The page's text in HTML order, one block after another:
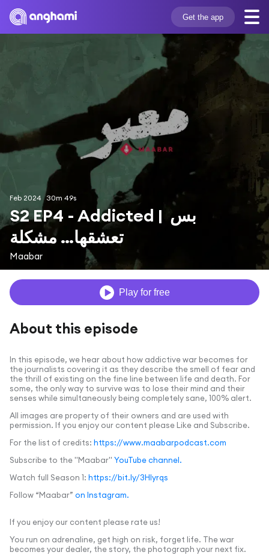
Get the app
Feb 2024 30m 49s
S2 EP4 - Addicted | بس
تعشقها… مشكلة
Maabar
Play for free
About this episode
In this episode, we hear about how addictive war becomes for
the journalists covering it as they describe the smell of fear and
the thrill of existing on the fine line between life and death. For
some, the only way to survive was to lose their mind and their
senses while simultaneously being completely sane, 100% alert.
All images are property of their owners and are used with
permission. If you enjoy our content please Like and Subscribe.
For the list of credits: https://www.maabarpodcast.com
Subscribe to the "Maabar" YouTube channel.
Watch full Season 1: https://bit.ly/3HIyrqs
Follow “Maabar” on Instagram.
If you enjoy our content please rate us!
You run on adrenaline, get high on risk, forget life. The war
becomes your dealer, the story, the photograph your next fix.